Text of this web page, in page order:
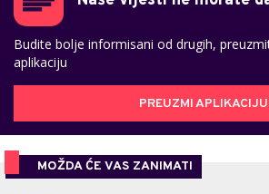
Budite bolje informisani od drugih,
aplikaciju
PREUZMI APLIKACIJU
MOŽDA ĆE VAS ZANIMATI